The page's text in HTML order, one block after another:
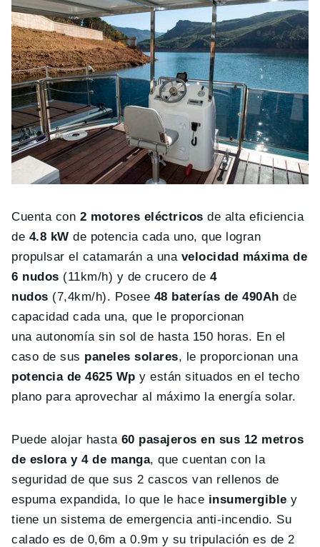
Cuenta con 2 motores eléctricos de alta eficiencia
de 4.8 kW de potencia cada uno, que logran
propulsar el catamarán a una velocidad máxima de
6 nudos (11km/h) y de crucero de 4
nudos (7,4km/h). Posee 48 baterías de 490Ah de
capacidad cada una, que le proporcionan
una autonomía sin sol de hasta 150 horas. En el
caso de sus paneles solares, le proporcionan una
potencia de 4625 Wp y están situados en el techo
plano para aprovechar al máximo la energía solar.
Puede alojar hasta 60 pasajeros en sus 12 metros
de eslora y 4 de manga, que cuentan con la
seguridad de que sus 2 cascos van rellenos de
espuma expandida, lo que le hace insumergible y
tiene un sistema de emergencia anti-incendio. Su
calado es de 0,6m a 0.9m y su tripulación es de 2